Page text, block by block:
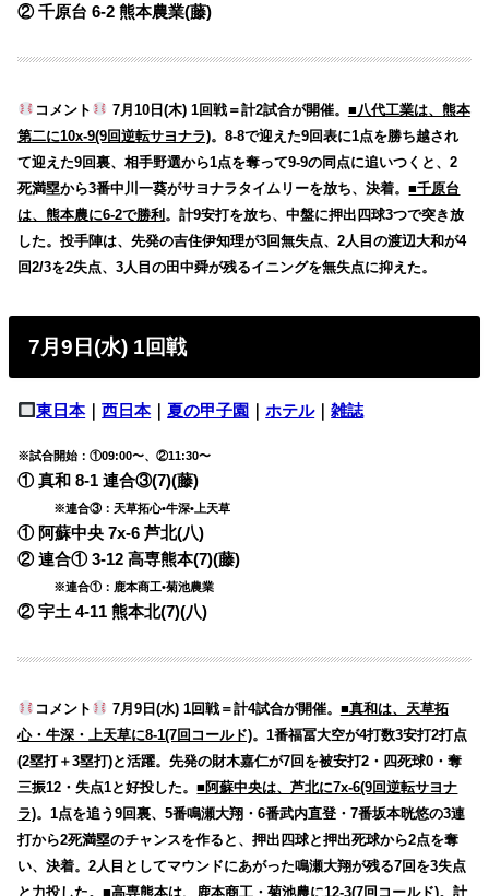
② 千原台 6-2 熊本農業(藤)
コメント 7月10日(木) 1回戦＝計2試合が開催。 ■八代工業は、熊本
第二に10x-9(9回逆転サヨナラ)。8-8で迎えた9回表に1点を勝ち越され
て迎えた9回裏、相手野選から1点を奪って9-9の同点に追いつくと、2
死満塁から3番中川一葵がサヨナラタイムリーを放ち、決着。■千原台
は、熊本農に6-2で勝利。計9安打を放ち、中盤に押出四球3つで突き放
した。投手陣は、先発の吉住伊知理が3回無失点、2人目の渡辺大和が4
回2/3を2失点、3人目の田中舜が残るイニングを無失点に抑えた。
7月9日(水) 1回戦
東日本｜西日本｜夏の甲子園 ｜ホテル｜雑誌
※試合開始：①09:00〜、②11:30〜
① 真和 8-1 連合③(7)(藤)
※連合③：天草拓心•牛深•上天草
① 阿蘇中央 7x-6 芦北(八)
② 連合① 3-12 高専熊本(7)(藤)
※連合①：鹿本商工•菊池農業
② 宇土 4-11 熊本北(7)(八)
コメント 7月9日(水) 1回戦＝計4試合が開催。 ■真和は、天草拓
心・牛深・上天草に8-1(7回コールド)。1番福冨大空が4打数3安打2打点
(2塁打＋3塁打)と活躍。先発の財木嘉仁が7回を被安打2・四死球0・奪
三振12・失点1と好投した。■阿蘇中央は、芦北に7x-6(9回逆転サヨナ
ラ)。1点を追う9回裏、5番鳴瀬大翔・6番武内直登・7番坂本晄悠の3連
打から2死満塁のチャンスを作ると、押出四球と押出死球から2点を奪
い、決着。2人目としてマウンドにあがった鳴瀬大翔が残る7回を3失点
と力投した。■高専熊本は、鹿本商工・菊池農に12-3(7回コールド)。計